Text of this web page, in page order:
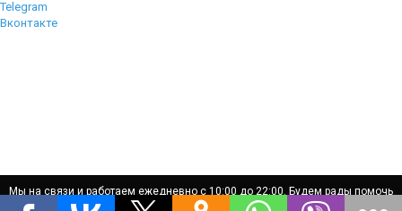
Мы на связи и работаем ежедневно с 10:00 до 22:00. Будем рады помочь
вам!
Мы на связи и работаем ежедневно с 10:00 до 22:00. Будем рады помочь
вам!
Telegram
Вконтакте